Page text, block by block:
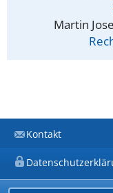
Martin
Kontakt